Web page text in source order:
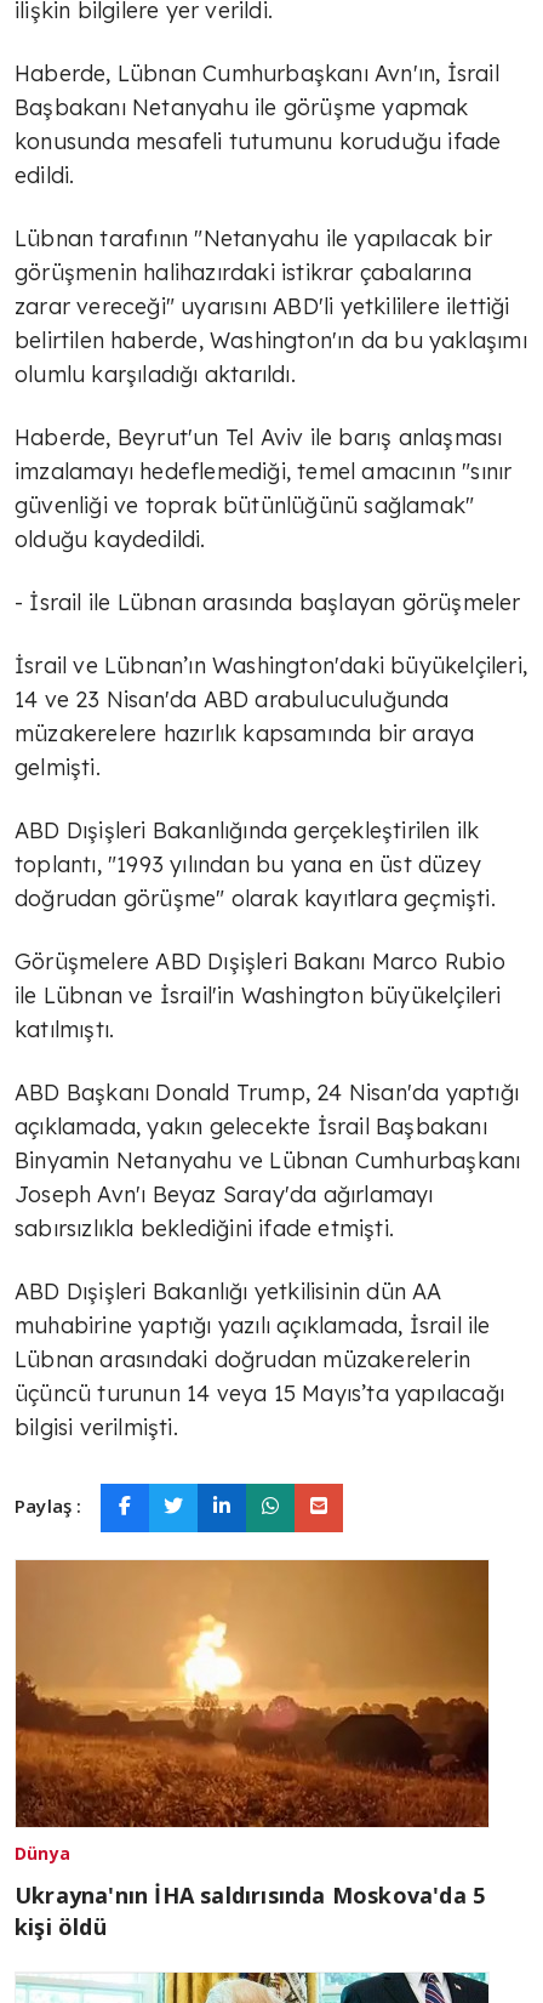
ilişkin bilgilere yer verildi.
Haberde, Lübnan Cumhurbaşkanı Avn'ın, İsrail
Başbakanı Netanyahu ile görüşme yapmak
konusunda mesafeli tutumunu koruduğu ifade
edildi.
Lübnan tarafının "Netanyahu ile yapılacak bir
görüşmenin halihazırdaki istikrar çabalarına
zarar vereceği" uyarısını ABD'li yetkililere ilettiği
belirtilen haberde, Washington'ın da bu yaklaşımı
olumlu karşıladığı aktarıldı.
Haberde, Beyrut'un Tel Aviv ile barış anlaşması
imzalamayı hedeflemediği, temel amacının "sınır
güvenliği ve toprak bütünlüğünü sağlamak"
olduğu kaydedildi.
- İsrail ile Lübnan arasında başlayan görüşmeler
İsrail ve Lübnan’ın Washington'daki büyükelçileri,
14 ve 23 Nisan'da ABD arabuluculuğunda
müzakerelere hazırlık kapsamında bir araya
gelmişti.
ABD Dışişleri Bakanlığında gerçekleştirilen ilk
toplantı, "1993 yılından bu yana en üst düzey
doğrudan görüşme" olarak kayıtlara geçmişti.
Görüşmelere ABD Dışişleri Bakanı Marco Rubio
ile Lübnan ve İsrail'in Washington büyükelçileri
katılmıştı.
ABD Başkanı Donald Trump, 24 Nisan'da yaptığı
açıklamada, yakın gelecekte İsrail Başbakanı
Binyamin Netanyahu ve Lübnan Cumhurbaşkanı
Joseph Avn'ı Beyaz Saray'da ağırlamayı
sabırsızlıkla beklediğini ifade etmişti.
ABD Dışişleri Bakanlığı yetkilisinin dün AA
muhabirine yaptığı yazılı açıklamada, İsrail ile
Lübnan arasındaki doğrudan müzakerelerin
üçüncü turunun 14 veya 15 Mayıs’ta yapılacağı
bilgisi verilmişti.
Paylaş :
Dünya
Ukrayna'nın İHA saldırısında Moskova'da 5
kişi öldü